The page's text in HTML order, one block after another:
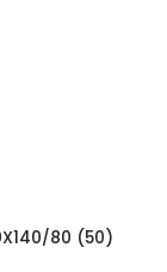
80 (50)